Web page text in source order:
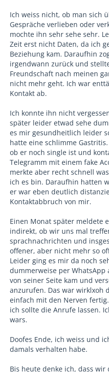
Ich weiss nicht, ob man sich
Gespräche verlieben oder
mochte ihn sehr sehe sehr.
Zeit erst nicht Daten, da ich
Beziehung kam. Daraufhin
irgendwann zurück und
Freundschaft nach meinen
nicht mehr geht. Ich war
Kontakt ab.
Ich konnte ihn nicht
später leider etwad sehe
es mir gesundheitlich leider
hatte eine schlimme
ob er noch single ist und
Telegramm mit einem fake
merkte aber recht schnell
ich es bin. Daraufhin hatten
er war eben deutlich
Kontaktabbruch von mir.
Einen Monat später meldete
indirekt, ob wir uns mal
sprachnachrichten und
offener, aber nicht mehr so
Leider ging es mir da noch
dummerweise per
von seiner Seite kam und
anzurufen. Das war wirklxoh
einfach mit den Nerven
ich sollte die Anrufe lassen.
wars.
Doofes Ende, ich weiss und
damals verhalten habe.
Bis heute denke ich, dass wir